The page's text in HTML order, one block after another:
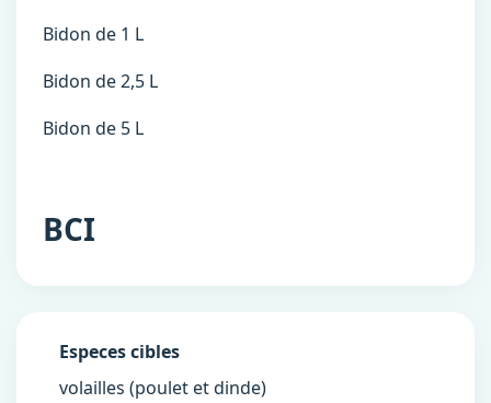
Bidon de 1 L
Bidon de 2,5 L
Bidon de 5 L
BCI
Especes cibles
volailles (poulet et dinde)